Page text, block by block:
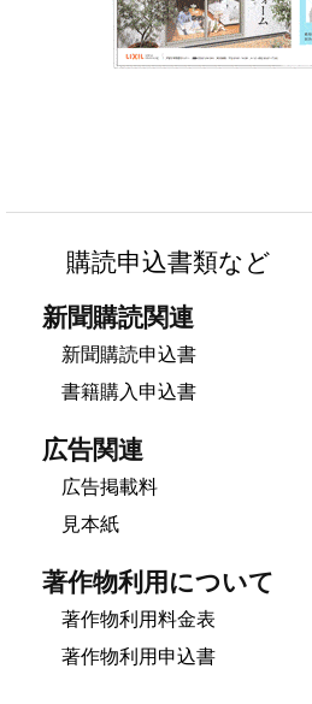
購読申込書類など
新聞購読関連
新聞購読申込書
書籍購入申込書
広告関連
広告掲載料
見本紙
著作物利用について
著作物利用料金表
著作物利用申込書